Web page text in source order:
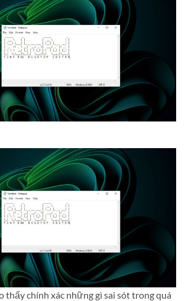
thấy chính xác những gì sai sót trong quá